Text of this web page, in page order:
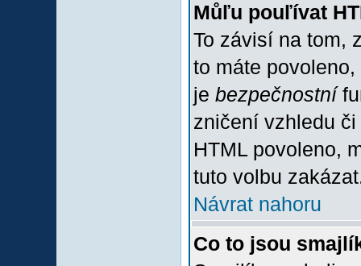
Můľu pouľívat
To závisí na tom,
to máte
je bezpečnostní
zničení vzhledu
HTML povoleno,
tuto volbu
Návrat nahoru
Co to jsou